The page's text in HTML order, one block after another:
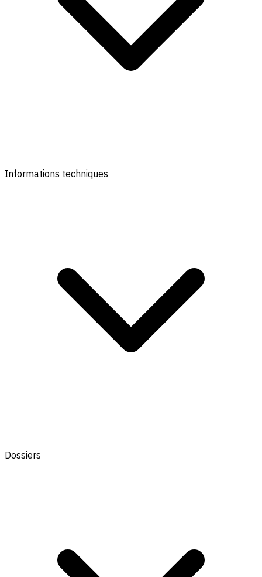
Informations techniques
Dossiers